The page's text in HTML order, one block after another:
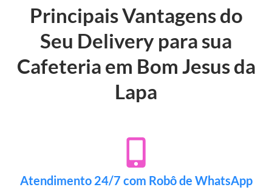
Principais Vantagens do
Seu Delivery para sua
Cafeteria em Bom Jesus da
Lapa
Atendimento 24/7 com Robô de WhatsApp